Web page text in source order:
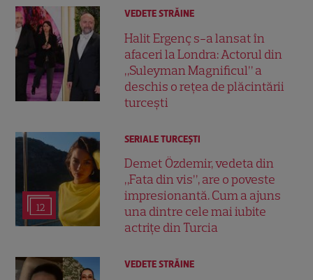
VEDETE STRĂINE
Halit Ergenç s-a lansat în
afaceri la Londra: Actorul din
„Suleyman Magnificul” a
deschis o rețea de plăcintării
turcești
12
SERIALE TURCEŞTI
Demet Özdemir, vedeta din
„Fata din vis”, are o poveste
impresionantă. Cum a ajuns
una dintre cele mai iubite
actrițe din Turcia
VEDETE STRĂINE